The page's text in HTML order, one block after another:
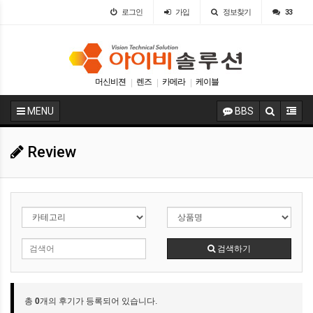
로그인 가입 정보찾기 33
머신비젼 | 렌즈 | 카메라 | 케이블
MENU BBS
Review
검색하기
총 0개의 후기가 등록되어 있습니다.